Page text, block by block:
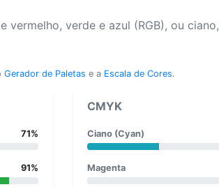
verde e azul (RGB), ou
Gerador de Paletas e a Escala de Cores.
71%
91%
CMYK
Ciano (Cyan)
Magenta